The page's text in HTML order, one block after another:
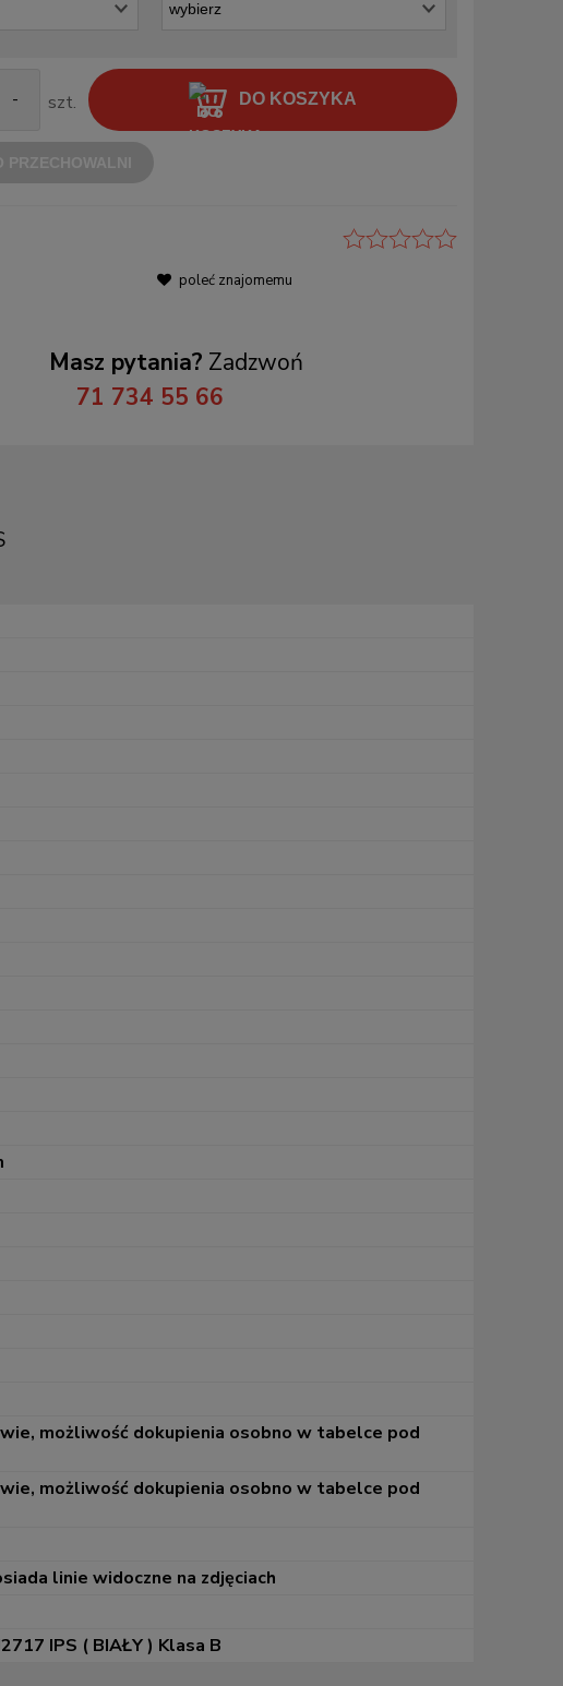
- szt. DO KOSZYKA
poleć znajomemu
Masz pytania? Zadzwoń
71 734 55 66
możliwość dokupienia osobno w tabelce pod
możliwość dokupienia osobno w tabelce pod
linie widoczne na zdjęciach
IPS ( BIAŁY ) Klasa B